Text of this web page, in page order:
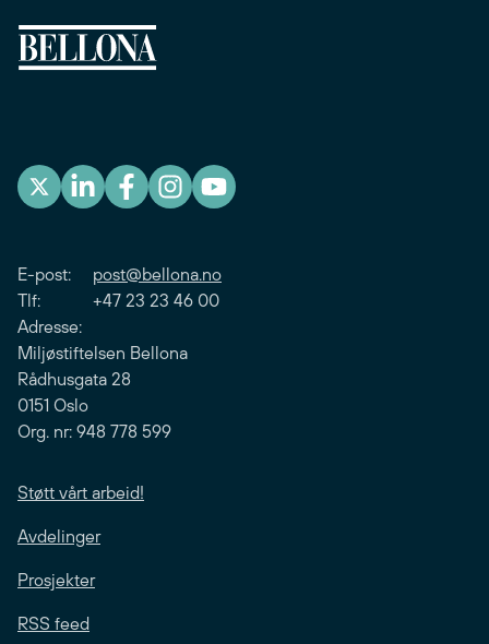
E-post: post@bellona.no
Tlf: +47 23 23 46 00
Adresse:
Miljøstiftelsen Bellona
Rådhusgata 28
0151 Oslo
Org. nr: 948 778 599
Støtt vårt arbeid!
Avdelinger
Prosjekter
RSS feed